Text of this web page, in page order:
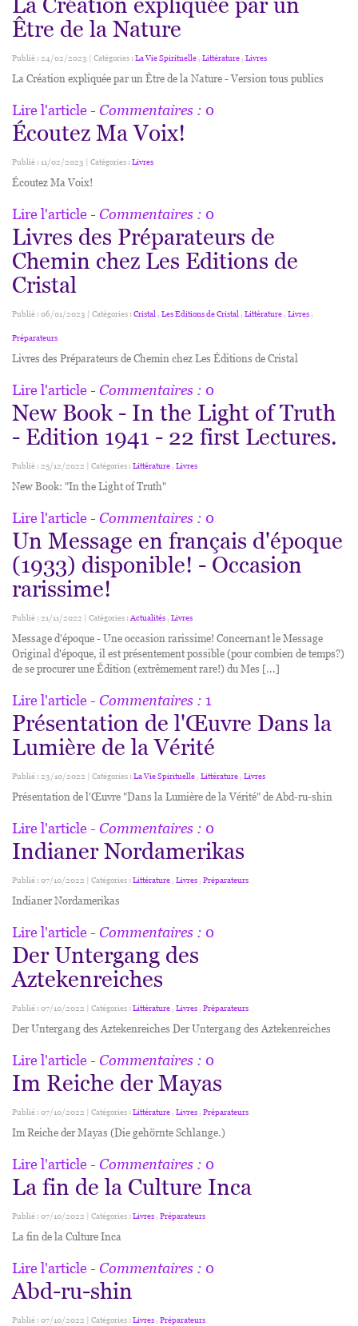
Être de la Nature
Publié : 24/02/2023 | Catégories : La Vie Spirituelle , Littérature , Livres
La Création expliquée par un Être de la Nature - Version tous publics
Lire l'article- Commentaires : 0
Écoutez Ma Voix!
Publié : 11/02/2023 | Catégories : Livres
Écoutez Ma Voix!
Lire l'article- Commentaires : 0
Livres des Préparateurs de
Chemin chez Les Editions de
Cristal
Publié : 06/01/2023 | Catégories : Cristal , Les Editions de Cristal , Littérature , Livres ,
Préparateurs
Livres des Préparateurs de Chemin chez Les Éditions de Cristal
Lire l'article- Commentaires : 0
New Book - In the Light of Truth
- Edition 1941 - 22 first Lectures.
Publié : 25/12/2022 | Catégories : Littérature , Livres
New Book: "In the Light of Truth"
Lire l'article- Commentaires : 0
Un Message en français d'époque
(1933) disponible! - Occasion
rarissime!
Publié : 21/11/2022 | Catégories :Actualités , Livres
​Message d'époque - Une occasion rarissime! Concernant le Message
Original d'époque, il est présentement possible (pour combien de temps?)
de se procurer une Édition (extrêmement rare!) du Mes [...]
Lire l'article- Commentaires : 1
Présentation de l'Œuvre Dans la
Lumière de la Vérité
Publié : 23/10/2022 | Catégories : La Vie Spirituelle , Littérature , Livres
Présentation de l'Œuvre "Dans la Lumière de la Vérité" de Abd-ru-shin
Lire l'article- Commentaires : 0
Indianer Nordamerikas
Publié : 07/10/2022 | Catégories : Littérature , Livres , Préparateurs
Indianer Nordamerikas
Lire l'article- Commentaires : 0
Der Untergang des
Aztekenreiches
Publié : 07/10/2022 | Catégories : Littérature , Livres , Préparateurs
Der Untergang des Aztekenreiches Der Untergang des Aztekenreiches
Lire l'article- Commentaires : 0
Im Reiche der Mayas
Publié : 07/10/2022 | Catégories : Littérature , Livres , Préparateurs
Im Reiche der Mayas (Die gehörnte Schlange.)
Lire l'article- Commentaires : 0
La fin de la Culture Inca
Publié : 07/10/2022 | Catégories : Livres , Préparateurs
La fin de la Culture Inca
Lire l'article- Commentaires : 0
Abd-ru-shin
Publié : 07/10/2022 | Catégories : Livres , Préparateurs